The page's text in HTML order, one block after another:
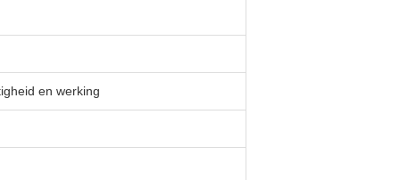
en werking